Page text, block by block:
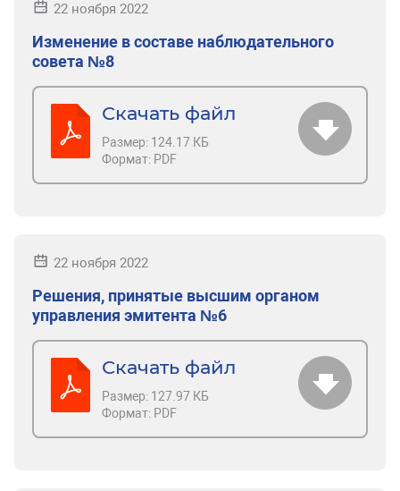
22 ноября 2022
Изменение в составе наблюдательного
совета №8
Скачать файл
Размер: 124.17 КБ
Формат: PDF
22 ноября 2022
Решения, принятые высшим органом
управления эмитента №6
Скачать файл
Размер: 127.97 КБ
Формат: PDF